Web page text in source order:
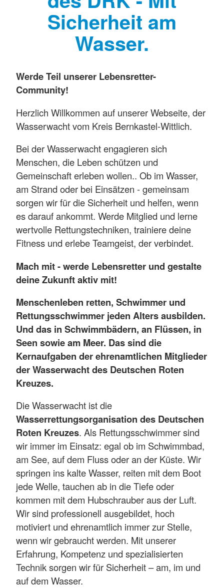
Sicherheit am
Wasser.
Werde Teil unserer Lebensretter-
Community!
Herzlich Willkommen auf unserer Webseite, der
Wasserwacht vom Kreis Bernkastel-Wittlich.
Bei der Wasserwacht engagieren sich
Menschen, die Leben schützen und
Gemeinschaft erleben wollen.. Ob im Wasser,
am Strand oder bei Einsätzen - gemeinsam
sorgen wir für die Sicherheit und helfen, wenn
es darauf ankommt. Werde Mitglied und lerne
wertvolle Rettungstechniken, trainiere deine
Fitness und erlebe Teamgeist, der verbindet.
Mach mit - werde Lebensretter und gestalte
deine Zukunft aktiv mit!
Menschenleben retten, Schwimmer und
Rettungsschwimmer jeden Alters ausbilden.
Und das in Schwimmbädern, an Flüssen, in
Seen sowie am Meer. Das sind die
Kernaufgaben der ehrenamtlichen Mitglieder
der Wasserwacht des Deutschen Roten
Kreuzes.
Die Wasserwacht ist die
Wasserrettungsorganisation des Deutschen
Roten Kreuzes. Als Rettungsschwimmer sind
wir immer im Einsatz: egal ob im Schwimmbad,
am See, auf dem Fluss oder an der Küste. Wir
springen ins kalte Wasser, reiten mit dem Boot
jede Welle, tauchen ab in die Tiefe oder
kommen mit dem Hubschrauber aus der Luft.
Wir sind professionell ausgebildet, hoch
motiviert und ehrenamtlich immer zur Stelle,
wenn wir gebraucht werden. Mit unserer
Erfahrung, Kompetenz und spezialisierten
Technik sorgen wir für Sicherheit – am, im und
auf dem Wasser.